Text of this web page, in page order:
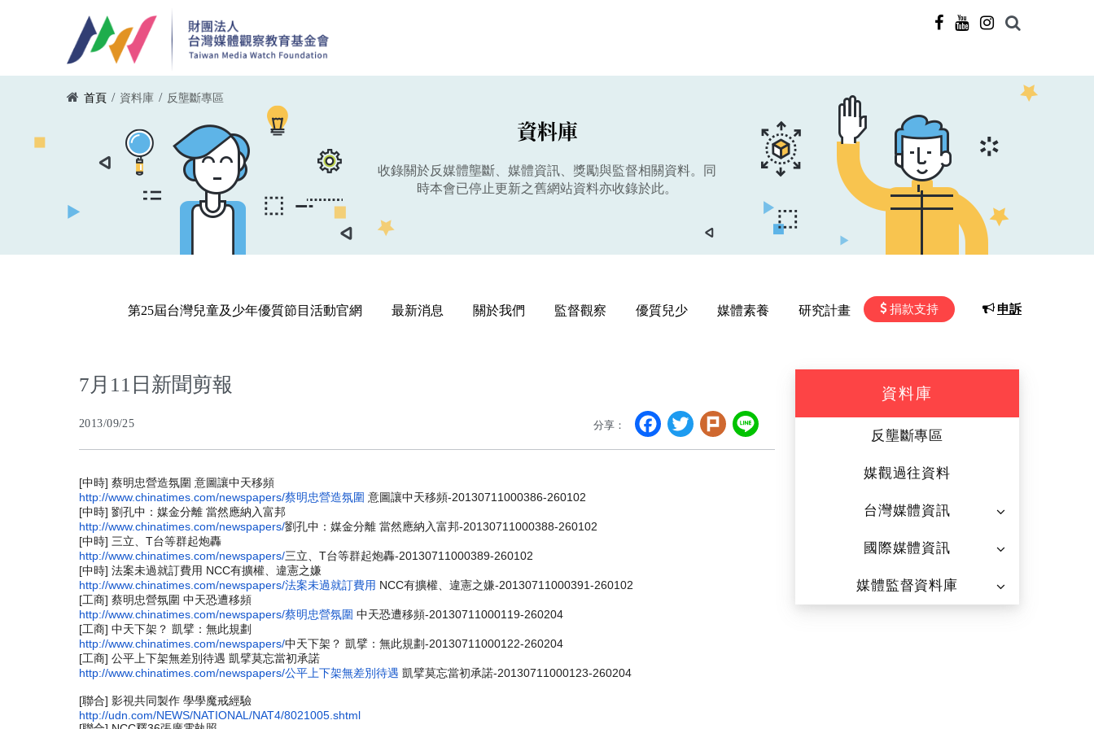
您在這裡
首頁 / 資料庫 / 反壟斷專區
資料庫
收錄關於反媒體壟斷、媒體資訊、獎勵與監督相關資料。同
時本會已停止更新之舊網站資料亦收錄於此。
第25屆台灣兒童及少年優質節目活動官網 最新消息 關於我們 監督觀察 優質兒少 媒體素養 研究計畫 申訴
捐款支持
7月11日新聞剪報
2013/09/25 分享： Facebook
Twitter
PlurkLine
[中時] 蔡明忠營造氛圍 意圖讓中天移頻
http://www.chinatimes.com/newspapers/蔡明忠營造氛圍 意圖讓中天移頻-20130711000386-260102
[中時] 劉孔中：媒金分離 當然應納入富邦
http://www.chinatimes.com/newspapers/劉孔中：媒金分離 當然應納入富邦-20130711000388-260102
[中時] 三立、T台等群起炮轟
http://www.chinatimes.com/newspapers/三立、T台等群起炮轟-20130711000389-260102
[中時] 法案未過就訂費用 NCC有擴權、違憲之嫌
http://www.chinatimes.com/newspapers/法案未過就訂費用 NCC有擴權、違憲之嫌-20130711000391-260102
[工商] 蔡明忠營氛圍 中天恐遭移頻
http://www.chinatimes.com/newspapers/蔡明忠營氛圍 中天恐遭移頻-20130711000119-260204
[工商] 中天下架？ 凱擘：無此規劃
http://www.chinatimes.com/newspapers/中天下架？ 凱擘：無此規劃-20130711000122-260204
[工商] 公平上下架無差別待遇 凱擘莫忘當初承諾
http://www.chinatimes.com/newspapers/公平上下架無差別待遇 凱擘莫忘當初承諾-20130711000123-260204
[聯合] 影視共同製作 學學魔戒經驗
http://udn.com/NEWS/NATIONAL/NAT4/8021005.shtml
資料庫
反壟斷專區
媒觀過往資料
台灣媒體資訊
國際媒體資訊
媒體監督資料庫